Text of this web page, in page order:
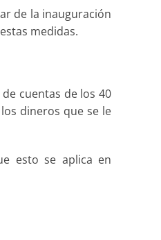
de la inauguración
medidas.
cuentas de los 40
dineros que se le
esto se aplica en